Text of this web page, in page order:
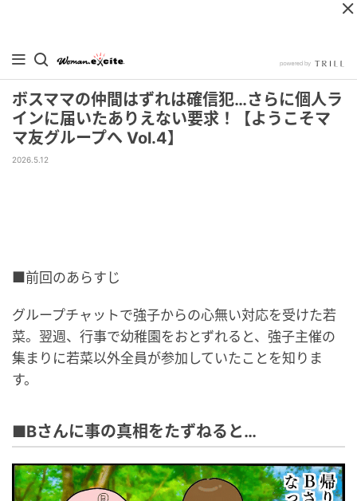
ボスママの仲間はずれは確信犯…さらに個人ラ
インに届いたありえない要求！【ようこそマ
マ友グループへ Vol.4】
2026.5.12
■前回のあらすじ
グループチャットで強子からの心無い対応を受けた若
菜。翌週、行事で幼稚園をおとずれると、強子主催の
集まりに若菜以外全員が参加していたことを知りま
す。
■Bさんに事の真相をたずねると…